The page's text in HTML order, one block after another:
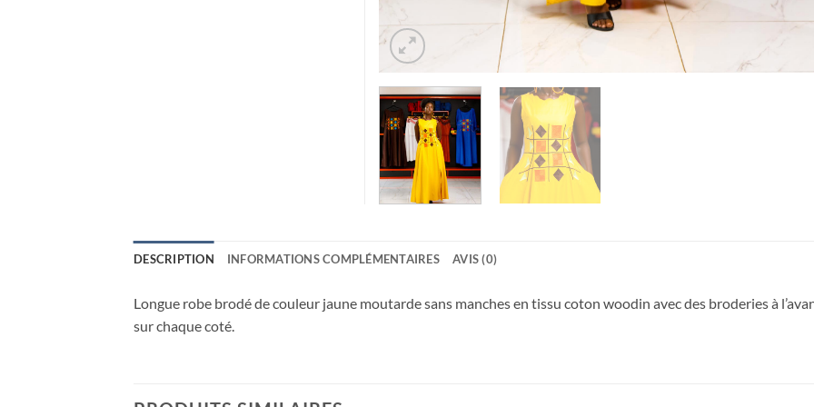
DESCRIPTION INFORMATIONS COMPLÉMENTAIRES AVIS (0)
Longue robe brodé de couleur jaune moutarde sans manches en tissu coton woodin avec des broderies à
sur chaque coté.